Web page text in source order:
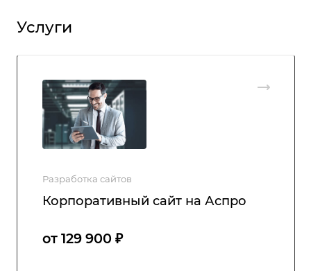
Услуги
Разработка сайтов
Корпоративный сайт на Аспро
от 129 900 ₽